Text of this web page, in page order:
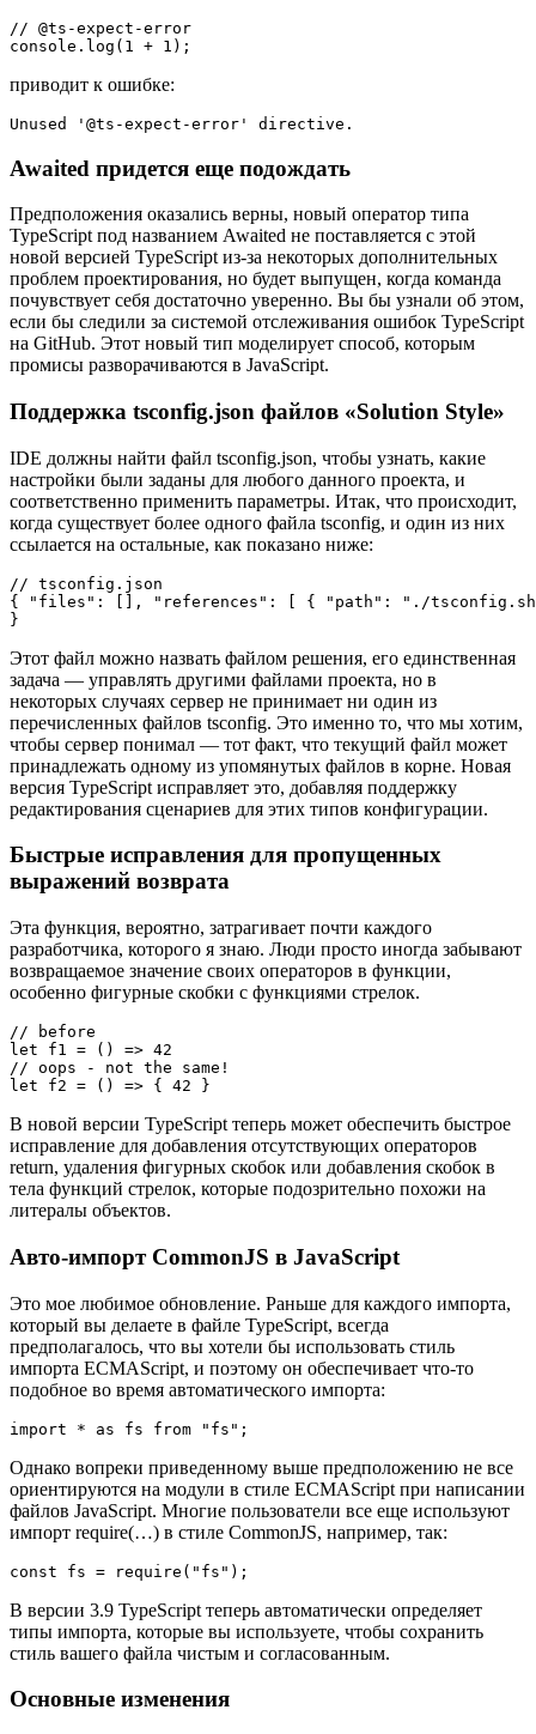
// @ts-expect-error
console.log(1 + 1);
приводит к ошибке:
Unused '@ts-expect-error' directive.
Awaited придется еще подождать
Предположения оказались верны, новый оператор типа
TypeScript под названием Awaited не поставляется с этой
новой версией TypeScript из-за некоторых дополнительных
проблем проектирования, но будет выпущен, когда команда
почувствует себя достаточно уверенно. Вы бы узнали об этом,
если бы следили за системой отслеживания ошибок TypeScript
на GitHub. Этот новый тип моделирует способ, которым
промисы разворачиваются в JavaScript.
Поддержка tsconfig.json файлов «Solution Style»
IDE должны найти файл tsconfig.json, чтобы узнать, какие
настройки были заданы для любого данного проекта, и
соответственно применить параметры. Итак, что происходит,
когда существует более одного файла tsconfig, и один из них
ссылается на остальные, как показано ниже:
// tsconfig.json
{ "files": [], "references": [ { "path": "./
}
Этот файл можно назвать файлом решения, его единственная
задача — управлять другими файлами проекта, но в
некоторых случаях сервер не принимает ни один из
перечисленных файлов tsconfig. Это именно то, что мы хотим,
чтобы сервер понимал — тот факт, что текущий файл может
принадлежать одному из упомянутых файлов в корне. Новая
версия TypeScript исправляет это, добавляя поддержку
редактирования сценариев для этих типов конфигурации.
Быстрые исправления для пропущенных
выражений возврата
Эта функция, вероятно, затрагивает почти каждого
разработчика, которого я знаю. Люди просто иногда забывают
возвращаемое значение своих операторов в функции,
особенно фигурные скобки с функциями стрелок.
// before
let f1 = () => 42
// oops - not the same!
let f2 = () => { 42 }
В новой версии TypeScript теперь может обеспечить быстрое
исправление для добавления отсутствующих операторов
return, удаления фигурных скобок или добавления скобок в
тела функций стрелок, которые подозрительно похожи на
литералы объектов.
Авто-импорт CommonJS в JavaScript
Это мое любимое обновление. Раньше для каждого импорта,
который вы делаете в файле TypeScript, всегда
предполагалось, что вы хотели бы использовать стиль
импорта ECMAScript, и поэтому он обеспечивает что-то
подобное во время автоматического импорта:
import * as fs from "fs";
Однако вопреки приведенному выше предположению не все
ориентируются на модули в стиле ECMAScript при написании
файлов JavaScript. Многие пользователи все еще используют
импорт require(…) в стиле CommonJS, например, так:
const fs = require("fs");
В версии 3.9 TypeScript теперь автоматически определяет
типы импорта, которые вы используете, чтобы сохранить
стиль вашего файла чистым и согласованным.
Основные изменения